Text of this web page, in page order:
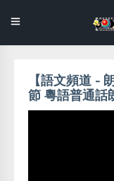
【語文頻道 -
節 粵語普通話